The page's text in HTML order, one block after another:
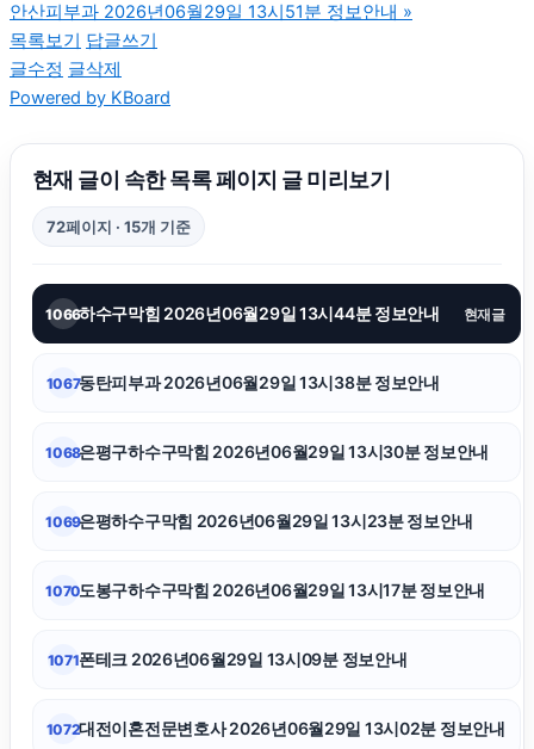
축구반티
서울음주운전변호사
강동하수구막힘
위자료
안산피부과 2026년06월29일 13시51분 정보안내 »
목록보기 답글쓰기
글수정 글삭제
Powered by KBoard
현재 글이 속한 목록 페이지 글 미리보기
72페이지 · 15개 기준
1066하수구막힘 2026년06월29일 13시44분 정보안내 현재글
1067동탄피부과 2026년06월29일 13시38분 정보안내
1068은평구하수구막힘 2026년06월29일 13시30분 정보안내
1069은평하수구막힘 2026년06월29일 13시23분 정보안내
1070도봉구하수구막힘 2026년06월29일 13시17분 정보안내
1071폰테크 2026년06월29일 13시09분 정보안내
1072대전이혼전문변호사 2026년06월29일 13시02분 정보안내